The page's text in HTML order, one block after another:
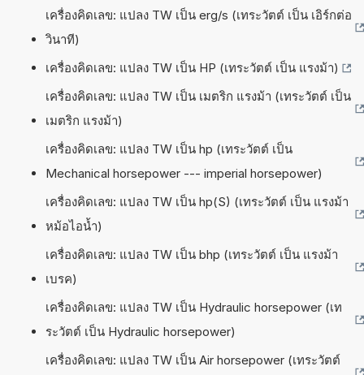
เครื่องคิดเลข: แปลง TW เป็น erg/s (เทระวัตต์ เป็น เอิร์กต่อ
วินาที)
เครื่องคิดเลข: แปลง TW เป็น HP (เทระวัตต์ เป็น แรงม้า)
เครื่องคิดเลข: แปลง TW เป็น เมตริก แรงม้า (เทระวัตต์ เป็น
เมตริก แรงม้า)
เครื่องคิดเลข: แปลง TW เป็น hp (เทระวัตต์ เป็น
Mechanical horsepower --- imperial horsepower)
เครื่องคิดเลข: แปลง TW เป็น hp(S) (เทระวัตต์ เป็น แรงม้า
หม้อไอน้ำ)
เครื่องคิดเลข: แปลง TW เป็น bhp (เทระวัตต์ เป็น แรงม้า
เบรค)
เครื่องคิดเลข: แปลง TW เป็น Hydraulic horsepower (เท
ระวัตต์ เป็น Hydraulic horsepower)
เครื่องคิดเลข: แปลง TW เป็น Air horsepower (เทระวัตต์